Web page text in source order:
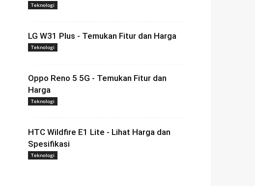
Teknologi
LG W31 Plus - Temukan Fitur dan Harga
Teknologi
Oppo Reno 5 5G - Temukan Fitur dan
Harga
Teknologi
HTC Wildfire E1 Lite - Lihat Harga dan
Spesifikasi
Teknologi